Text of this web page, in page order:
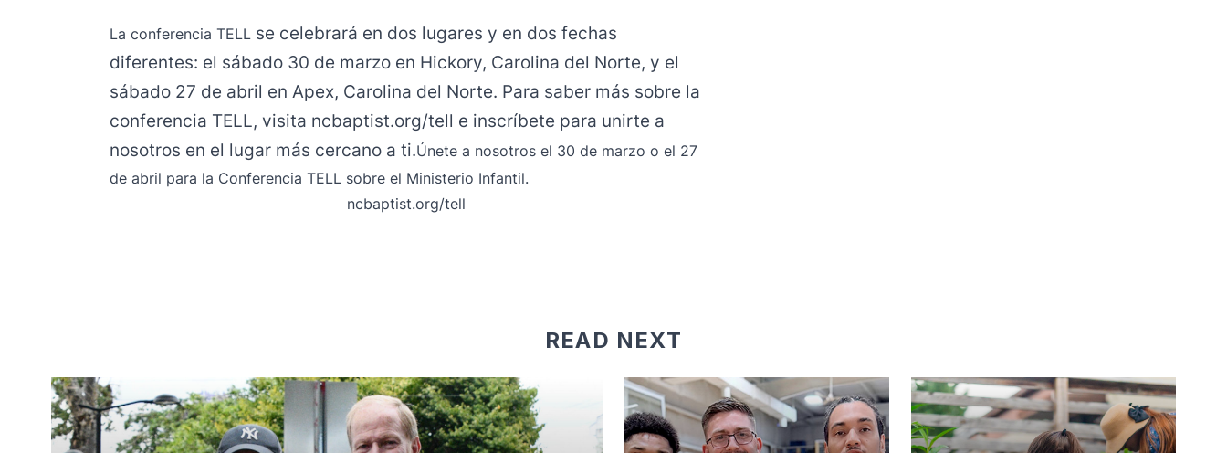
La conferencia TELL se celebrará en dos lugares y en dos fechas
diferentes: el sábado 30 de marzo en Hickory, Carolina del Norte, y el
sábado 27 de abril en Apex, Carolina del Norte. Para saber más sobre la
conferencia TELL, visita ncbaptist.org/tell e inscríbete para unirte a
nosotros en el lugar más cercano a ti.Únete a nosotros el 30 de marzo o el 27
de abril para la Conferencia TELL sobre el Ministerio Infantil.
ncbaptist.org/tell
READ NEXT